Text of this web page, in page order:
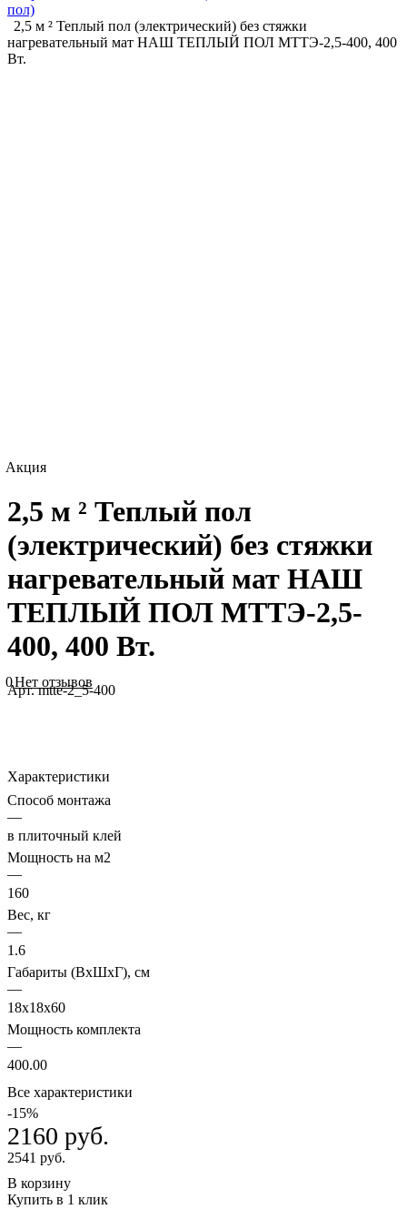
пол)
2,5 м ² Теплый пол (электрический) без стяжки
нагревательный мат НАШ ТЕПЛЫЙ ПОЛ МТТЭ-2,5-400, 400
Вт.
Акция
2,5 м ² Теплый пол
(электрический) без стяжки
нагревательный мат НАШ
ТЕПЛЫЙ ПОЛ МТТЭ-2,5-
400, 400 Вт.
0Нет отзывов
Арт.mtte-2_5-400
Характеристики
Способ монтажа
—
в плиточный клей
Мощность на м2
—
160
Вес, кг
—
1.6
Габариты (ВхШхГ), см
—
18x18x60
Мощность комплекта
—
400.00
Все характеристики
-15%
2160 руб.
2541 руб.
В корзину
Купить в 1 клик